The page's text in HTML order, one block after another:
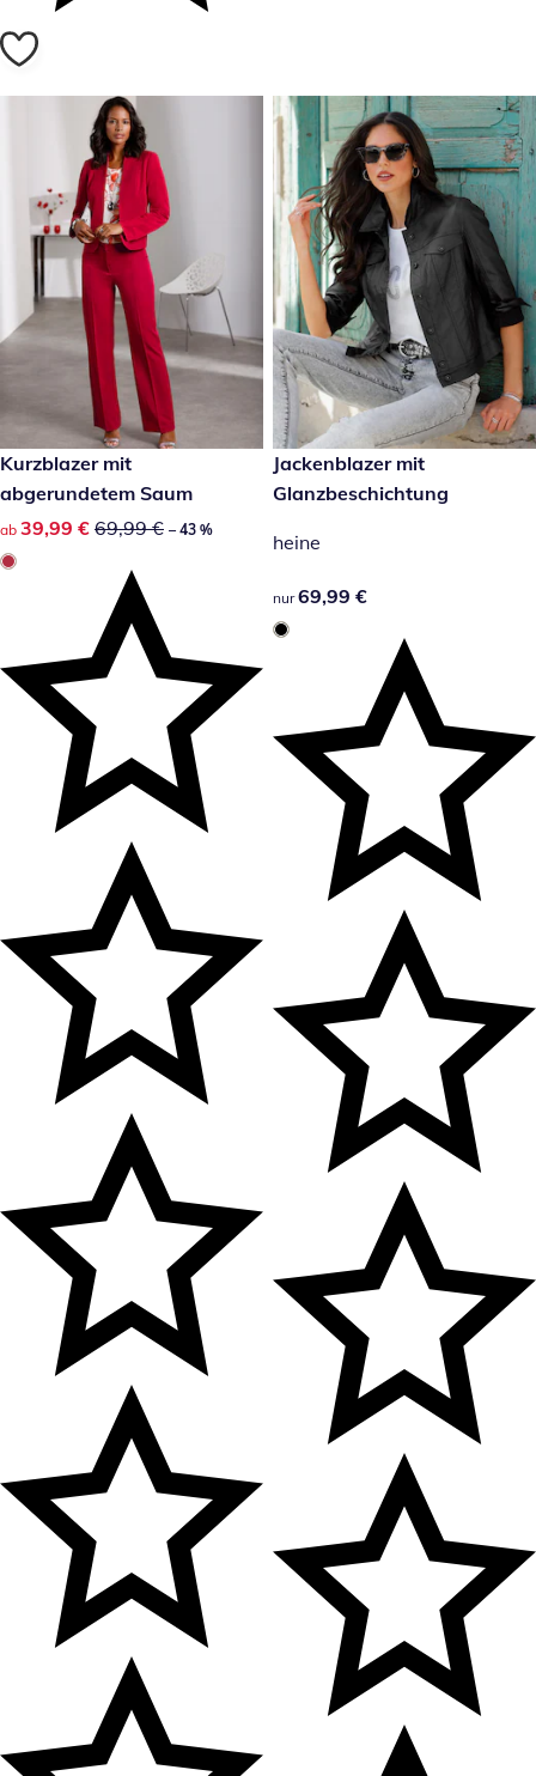
reduzierter Preis 39,99 €, vorheriger Preis: 69,99 €
-43 %
Kurzblazer mit
abgerundetem Saum
reduzierter Preis 39,99 €, vorheriger Preis: 69,99 €
ab 39,99 € 69,99 € – 43 %
69,99 €
Jackenblazer mit
Glanzbeschichtung
heine
69,99 €
nur 69,99 €